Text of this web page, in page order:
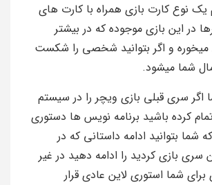
یک نوع کارت بازی همراه با کارت های
در این بازی موجوده که در بیشتر
میخوره و اگر بتوانید شخصی را شکست
شما میشود.
اگر سری قبلی بازی ویچر را در سیستم
کرده باشید برنامه نویس ها دستوری
شما بتوانید ادامه داستانی که در
بازی کردید را ادامه دهید در غیر
شما استوری لاین عادی قرار